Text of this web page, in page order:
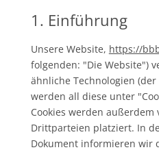
1. Einführung
Unsere Website, https://
folgenden: "Die Website")
ähnliche Technologien
werden all diese unter
Cookies werden
Drittparteien platziert. In
Dokument informieren wir